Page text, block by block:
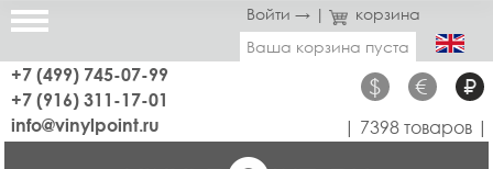
Войти → |
корзина
Ваша корзина пуста
+7 (499) 745-07-99
+7 (916) 311-17-01
$ € ₽
info@vinylpoint.ru | 7398 товаров |